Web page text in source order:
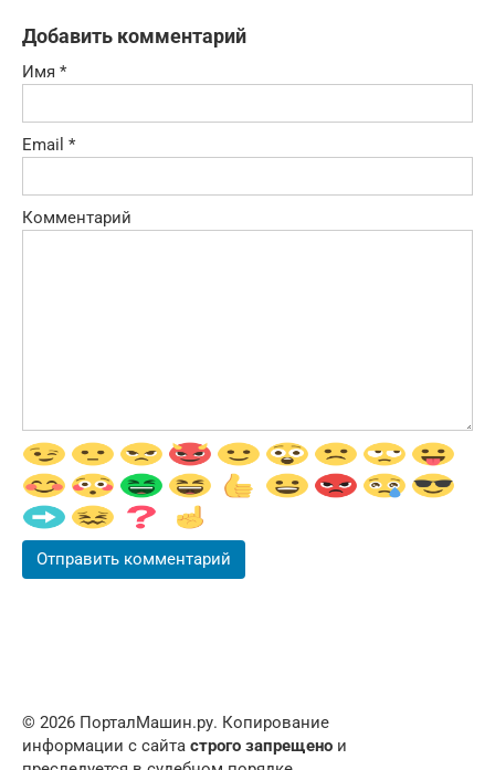
Добавить комментарий
Имя *
Email *
Комментарий
© 2026 ПорталМашин.ру. Копирование
информации с сайта строго запрещено и